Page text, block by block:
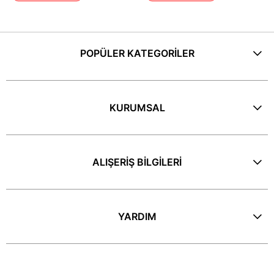
POPÜLER KATEGORİLER
KURUMSAL
ALIŞERİŞ BİLGİLERİ
YARDIM